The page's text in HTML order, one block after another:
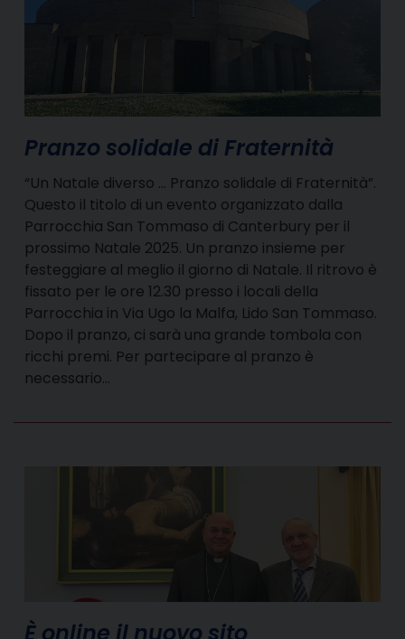
Pranzo solidale di Fraternità
“Un Natale diverso … Pranzo solidale di Fraternità”.
Questo il titolo di un evento organizzato dalla
Parrocchia San Tommaso di Canterbury per il
prossimo Natale 2025. Un pranzo insieme per
festeggiare al meglio il giorno di Natale. Il ritrovo è
fissato per le ore 12.30 presso i locali della
Parrocchia in Via Ugo la Malfa, Lido San Tommaso.
Dopo il pranzo, ci sarà una grande tombola con
ricchi premi. Per partecipare al pranzo è
necessario…
È online il nuovo sito